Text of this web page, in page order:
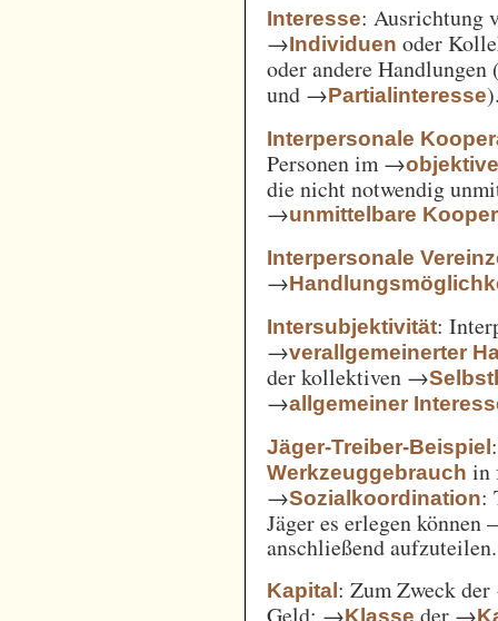
Interesse: Ausrichtung
→Individuen oder
oder andere
und →Partialinteresse
Interpersonale
Personen im →
die nicht notwendig
→unmittelbare
Interpersonale
→
Intersubjektivität:
→verallgemeinerter
der kollektiven →
→allgemeiner
Jäger-Treiber-Beispiel
Werkzeuggebrauch in
→Sozialkoordination:
Jäger es erlegen
anschließend aufzuteilen.
Kapital: Zum Zweck
Geld; →Klasse der →